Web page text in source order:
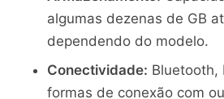
algumas dezenas de GB
dependendo do modelo.
Conectividade: Bluetooth,
formas de conexão com